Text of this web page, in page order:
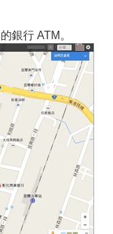
銀行 ATM。